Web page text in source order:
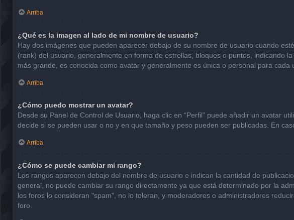
Arriba
¿Qué es la imagen al lado de mi nombre de usuario?
Hay dos imágenes que pueden aparecer debajo de su nombre de usuario cuando
(rank) del usuario, generalmente en forma de estrellas, bloques o puntos, indicando
más grande, es conocida como avatar y generalmente es única o personal para cada
Arriba
¿Cómo puedo mostrar un avatar?
Desde su Panel de Control de Usuario, haga clic en “Perfil” puede añadir un avatar
decide si se pueden usar o no y en que tamaño y peso pueden ser publicadas. En
Arriba
¿Cómo se puede cambiar mi rango?
Los rangos aparecen debajo del nombre de usuario e indican la cantidad de
general, no puede cambiar su rango directamente ya que está determinado por la
los foros lo consideran "spam", no lo toleran, y moderadores o administradores
foro.